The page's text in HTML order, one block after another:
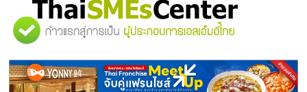
ThaiFranchise Meet Up จับคู่แฟรน
ไชส์ ครั้งที่ 8
ร้านเครื่องเสียงคุณภาพสูง พร้อม
บริษัท Cybersecurity ในไทยที่ไหนดี?
วิธีเลือกผู้ให้บริการให้คุ้มค่าและตอบ
"ศูนย์
รวม